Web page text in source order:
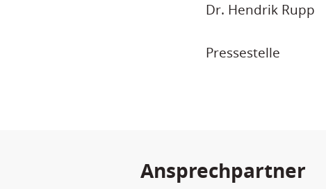
Dr. Hendrik Rupp
Pressestelle
Ansprechpartner